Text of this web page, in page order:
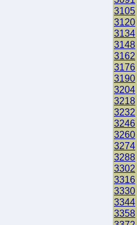
3105
3120
3134
3148
3162
3176
3190
3204
3218
3232
3246
3260
3274
3288
3302
3316
3330
3344
3358